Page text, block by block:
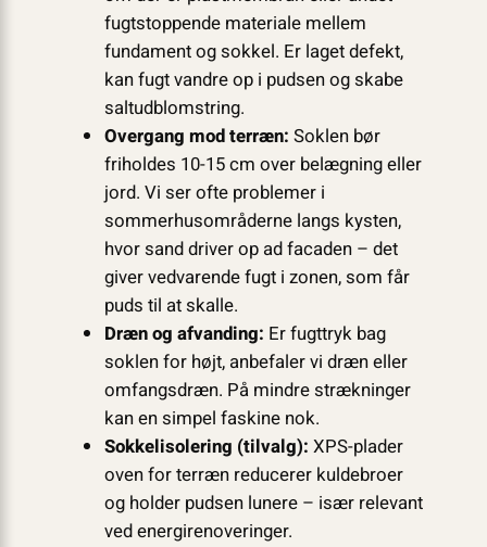
fugtstoppende materiale mellem
fundament og sokkel. Er laget defekt,
kan fugt vandre op i pudsen og skabe
saltudblomstring.
Overgang mod terræn: Soklen bør
friholdes 10-15 cm over belægning eller
jord. Vi ser ofte problemer i
sommerhusområderne langs kysten,
hvor sand driver op ad facaden – det
giver vedvarende fugt i zonen, som får
puds til at skalle.
Dræn og afvanding: Er fugttryk bag
soklen for højt, anbefaler vi dræn eller
omfangsdræn. På mindre strækninger
kan en simpel faskine nok.
Sokkelisolering (tilvalg): XPS-plader
oven for terræn reducerer kuldebroer
og holder pudsen lunere – især relevant
ved energirenoveringer.